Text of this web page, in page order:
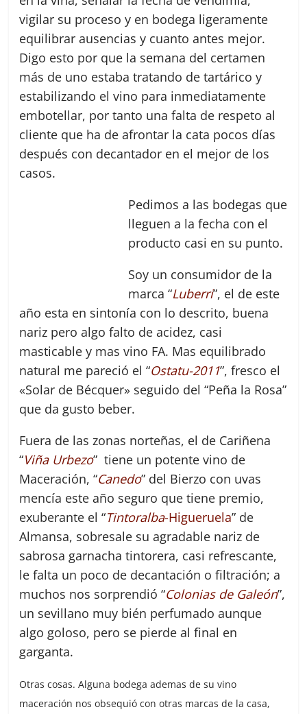
vigilar su proceso y en bodega ligeramente
equilibrar ausencias y cuanto antes mejor.
Digo esto por que la semana del certamen
más de uno estaba tratando de tartárico y
estabilizando el vino para inmediatamente
embotellar, por tanto una falta de respeto al
cliente que ha de afrontar la cata pocos días
después con decantador en el mejor de los
casos.
Pedimos a las bodegas que
lleguen a la fecha con el
producto casi en su punto.
Soy un consumidor de la
marca “Luberri”, el de este
año esta en sintonía con lo descrito, buena
nariz pero algo falto de acidez, casi
masticable y mas vino FA. Mas equilibrado
natural me pareció el “Ostatu-2011”, fresco el
«Solar de Bécquer» seguido del “Peña la Rosa”
que da gusto beber.
Fuera de las zonas norteñas, el de Cariñena
“Viña Urbezo” tiene un potente vino de
Maceración, “Canedo” del Bierzo con uvas
mencía este año seguro que tiene premio,
exuberante el “Tintoralba-Higueruela” de
Almansa, sobresale su agradable nariz de
sabrosa garnacha tintorera, casi refrescante,
le falta un poco de decantación o filtración; a
muchos nos sorprendió “Colonias de Galeón”,
un sevillano muy bién perfumado aunque
algo goloso, pero se pierde al final en
garganta.
Otras cosas. Alguna bodega ademas de su vino
maceración nos obsequió con otras marcas de la casa,